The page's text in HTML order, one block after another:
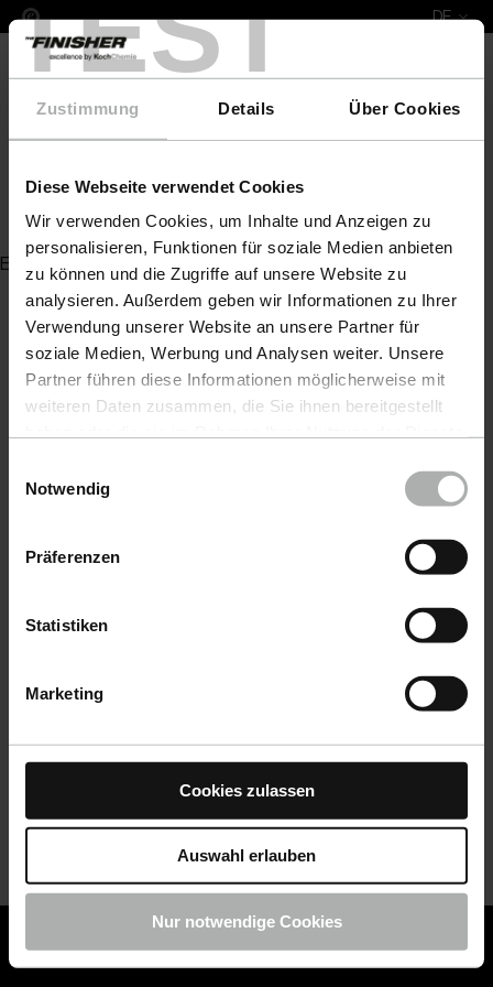
TEST
Zustimmung Details Über Cookies
Diese Webseite verwendet Cookies
Wir verwenden Cookies, um Inhalte und Anzeigen zu
personalisieren, Funktionen für soziale Medien anbieten
zu können und die Zugriffe auf unsere Website zu
analysieren. Außerdem geben wir Informationen zu Ihrer
Verwendung unserer Website an unsere Partner für
soziale Medien, Werbung und Analysen weiter. Unsere
Partner führen diese Informationen möglicherweise mit
weiteren Daten zusammen, die Sie ihnen bereitgestellt
Einstellungen zu den Cookies finden Sie unter
Notwendig
Präferenzen
Statistiken
Marketing
Cookies zulassen
Auswahl erlauben
Nur notwendige Cookies
DE
COLOURLOCK ist jetzt Teil von KochChemie -
COLOURLOCK Produkte shoppen
Abralon, 2000´er Körnung,
Es wurde kein Artikel zu Ihrer Anfrage gefunden